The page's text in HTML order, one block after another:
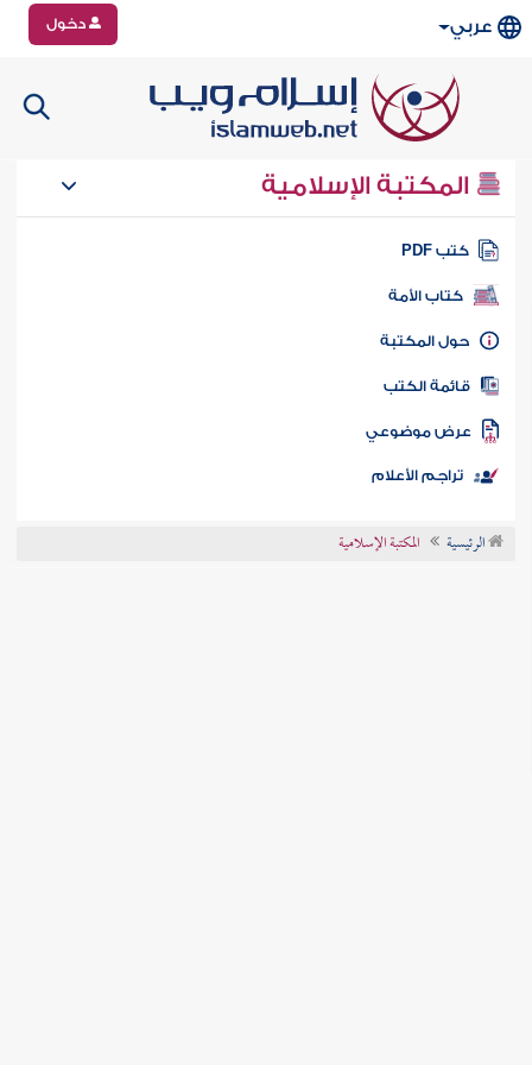
عربي دخول
المكتبة الإسلامية
كتب PDF
كتاب الأمة
المكتبة
الكتب
موضوعي
تراجم الأعلام
الرئيسية المكتبة الإسلامية